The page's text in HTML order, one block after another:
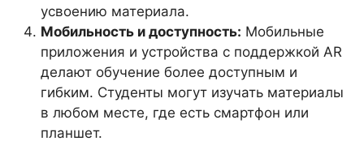
усвоению материала.
Мобильность и доступность: Мобильные
приложения и устройства с поддержкой AR
делают обучение более доступным и
гибким. Студенты могут изучать материалы
в любом месте, где есть смартфон или
планшет.